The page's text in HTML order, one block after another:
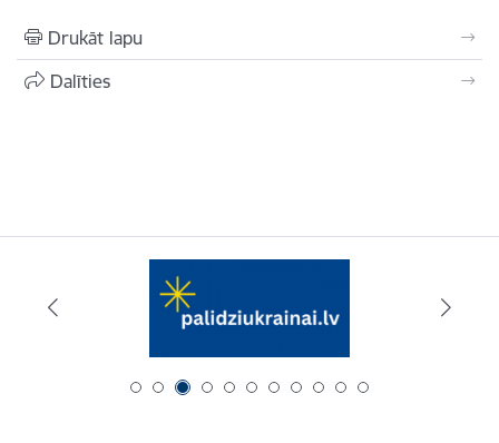
Drukāt lapu
Dalīties